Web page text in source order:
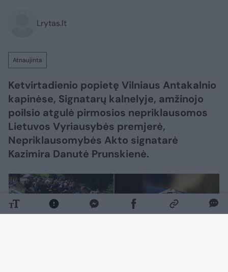
Lrytas.lt
Atnaujinta
Ketvirtadienio popietę Vilniaus Antakalnio
kapinėse, Signatarų kalnelyje, amžinojo
poilsio atgulė pirmosios nepriklausomos
Lietuvos Vyriausybės premjerė,
Nepriklausomybės Akto signatarė
Kazimira Danutė Prunskienė.